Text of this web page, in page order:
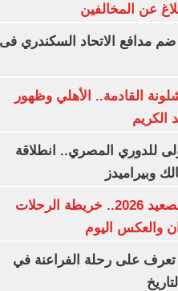
عن المخالفين
مدافع الاتحاد السكندري فى
القادمة.. الأهلي وظهور
الكريم
للدوري المصري.. انطلاقة
وبيراميدز
مواعيد قطارات الصعيد 2026.. خريطة الرحلات
والعكس اليوم
على رحلة الفراعنة في